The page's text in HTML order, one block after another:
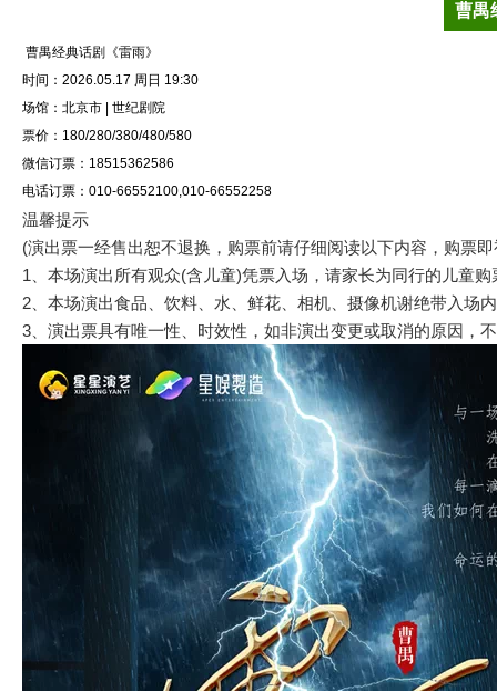
曹禺
曹禺经典话剧《雷雨》
时间：2026.05.17 周日 19:30
场馆：北京市 | 世纪剧院
票价：180/280/380/480/580
微信订票：18515362586
电话订票：010-66552100,010-66552258
温馨提示
(演出票一经售出恕不退换，购票前请仔细阅读以下内容，购票
1、本场演出所有观众(含儿童)凭票入场，请家长为同行的儿童购
2、本场演出食品、饮料、水、鲜花、相机、摄像机谢绝带入场内
3、演出票具有唯一性、时效性，如非演出变更或取消的原因，